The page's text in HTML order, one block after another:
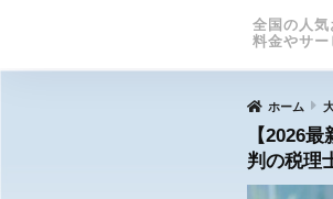
全国の人
料金やサ
ホーム
【2026
判の税理